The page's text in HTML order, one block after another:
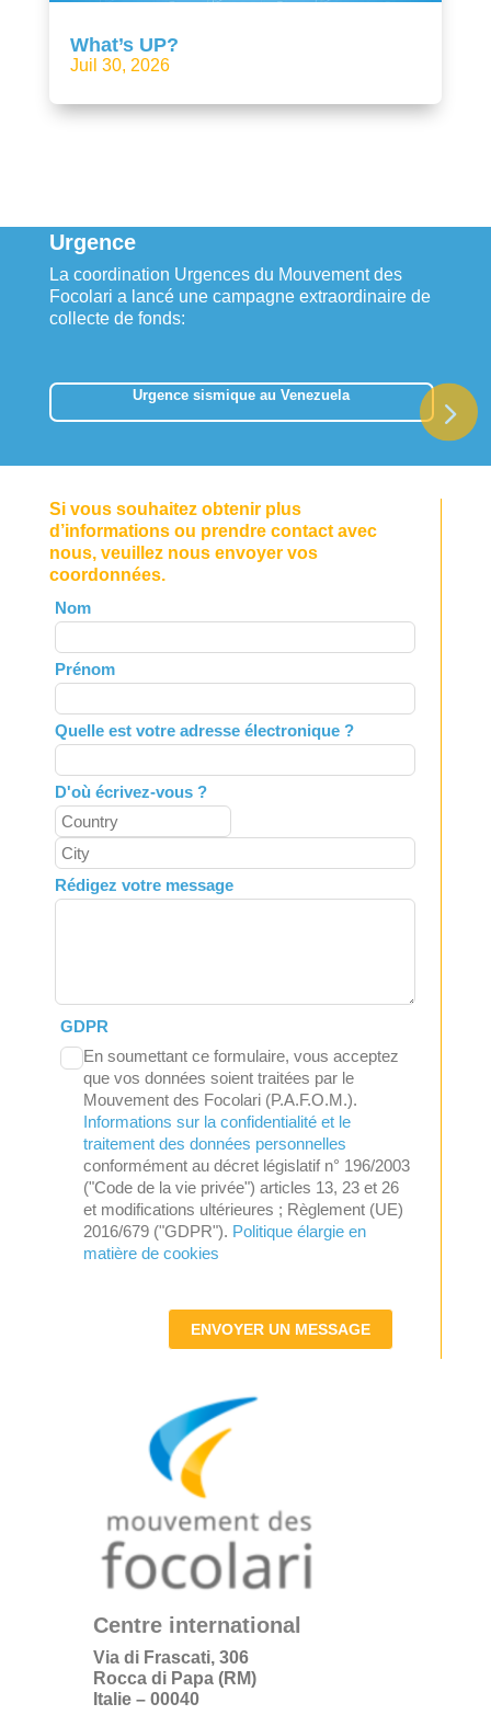
What’s UP?
Juil 30, 2026
Urgence
La coordination Urgences du Mouvement des
Focolari a lancé une campagne extraordinaire de
collecte de fonds:
Urgence sismique au Venezuela
Si vous souhaitez obtenir plus
d’informations ou prendre contact avec
nous, veuillez nous envoyer vos
coordonnées.
Leave
this
field
blank
Nom
Prénom
Quelle est votre adresse électronique ?
D'où écrivez-vous ?
Rédigez votre message
GDPR
En soumettant ce formulaire, vous acceptez
que vos données soient traitées par le
Mouvement des Focolari (P.A.F.O.M.).
Informations sur la confidentialité et le
traitement des données personnelles
conformément au décret législatif n° 196/2003
("Code de la vie privée") articles 13, 23 et 26
et modifications ultérieures ; Règlement (UE)
2016/679 ("GDPR"). Politique élargie en
matière de cookies
ENVOYER UN MESSAGE
Centre international
Via di Frascati, 306
Rocca di Papa (RM)
Italie – 00040